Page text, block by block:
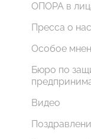
ОПОРА в
Пресса о нас
Особое
Бюро по
Видео